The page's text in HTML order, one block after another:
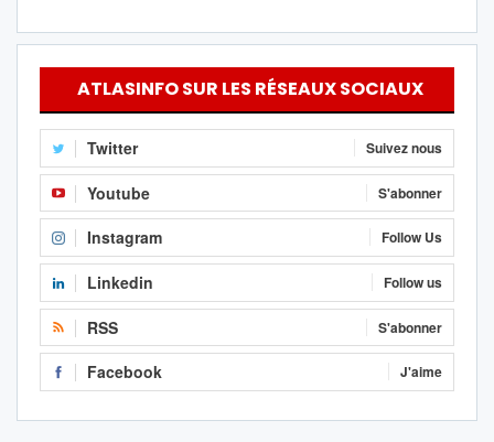
ATLASINFO SUR LES RÉSEAUX SOCIAUX
Twitter Suivez nous
Youtube S'abonner
Instagram Follow Us
Linkedin Follow us
RSS S'abonner
Facebook J'aime